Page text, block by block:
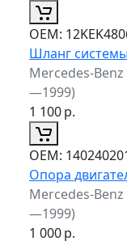
ОЕМ:
Шланг
Mercedes-Benz
—1999)
1 100р.
ОЕМ:
Опора
Mercedes-Benz
—1999)
1 000р.